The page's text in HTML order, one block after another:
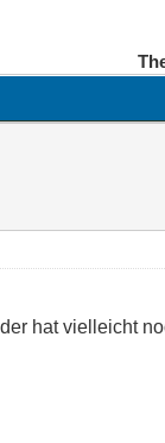
hat vielleicht